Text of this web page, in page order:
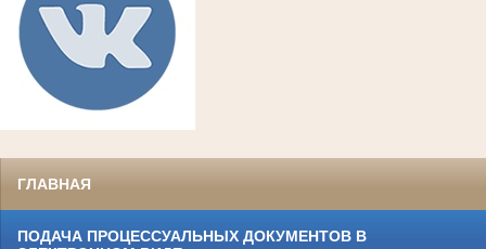
ГЛАВНАЯ
ПОДАЧА ПРОЦЕССУАЛЬНЫХ ДОКУМЕНТОВ В